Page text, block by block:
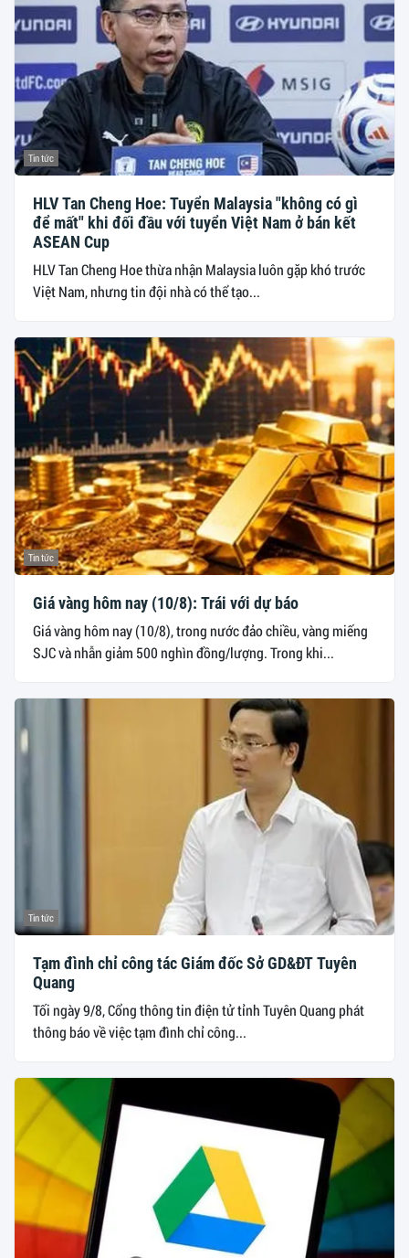
Tin tức
HLV Tan Cheng Hoe: Tuyển Malaysia "không có gì
để mất" khi đối đầu với tuyển Việt Nam ở bán kết
ASEAN Cup
HLV Tan Cheng Hoe thừa nhận Malaysia luôn gặp khó trước
Việt Nam, nhưng tin đội nhà có thể tạo...
Tin tức
Giá vàng hôm nay (10/8): Trái với dự báo
Giá vàng hôm nay (10/8), trong nước đảo chiều, vàng miếng
SJC và nhẫn giảm 500 nghìn đồng/lượng. Trong khi...
Tin tức
Tạm đình chỉ công tác Giám đốc Sở GD&ĐT Tuyên
Quang
Tối ngày 9/8, Cổng thông tin điện tử tỉnh Tuyên Quang phát
thông báo về việc tạm đình chỉ công...